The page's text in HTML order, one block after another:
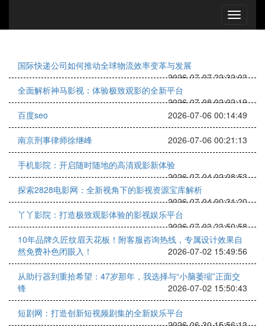
国际快递公司如何推动全球物流效率变革与发展
2026-07-07 22:32:03
全面解析神马影视：体验极致观影的全新平台
2026-07-08 02:02:19
百度seo
2026-07-06 00:14:49
南京刑事律师徐继峰 2026-07-06 00:21:13
手机影院：开启随时随地的高清观影新体验
2026-07-04 02:08:53
探索2828电影网：全新视角下的影视资源宝库解析
2026-07-04 00:31:20
丫丫影院：打造极致观影体验的影视娱乐平台
2026-07-03 23:50:58
10年品牌久匠纹眉天花板！附客服咨询热线，专属设计效果自
然免费补色闭眼入！
2026-07-02 15:49:56
从助行器到重拾希望：47岁那年，我选择与“小脑萎缩”正面交
锋
2026-07-02 15:50:43
短剧网：打造创新短视频剧集的全新娱乐平台
2026-06-30 15:56:13